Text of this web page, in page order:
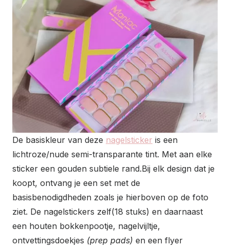
De basiskleur van deze nagelsticker is een
lichtroze/nude semi-transparante tint. Met aan elke
sticker een gouden subtiele rand.Bij elk design dat je
koopt, ontvang je een set met de
basisbenodigdheden zoals je hierboven op de foto
ziet. De nagelstickers zelf(18 stuks) en daarnaast
een houten bokkenpootje, nagelvijltje,
ontvettingsdoekjes (prep pads) en een flyer